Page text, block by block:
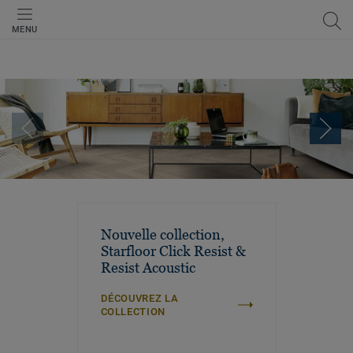
MENU
Nouvelle collection,
Starfloor Click Resist &
Resist Acoustic
DÉCOUVREZ LA
COLLECTION